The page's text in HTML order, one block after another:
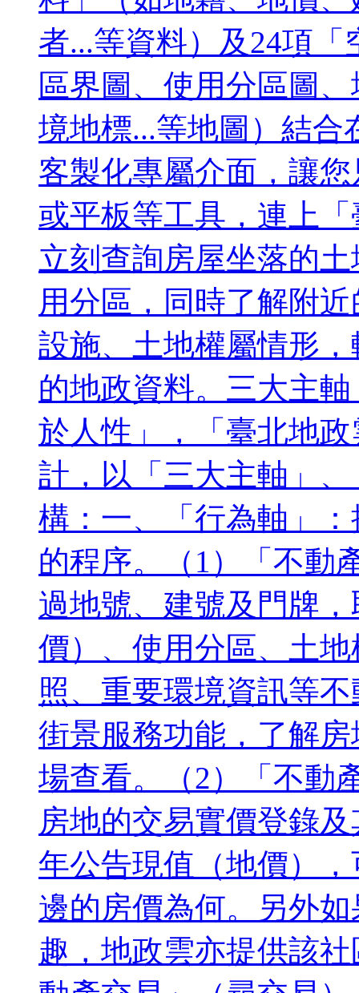
者...等資料）及24項
區界圖、使用分區圖
境地標...等地圖）結合
客製化專屬介面，讓
或平板等工具，連上
立刻查詢房屋坐落的
用分區，同時了解附
設施、土地權屬情形
的地政資料。三大主
於人性」，「臺北地
計，以「三大主軸」
構：一、「行為軸」
的程序。（1）「不動
過地號、建號及門牌
價）、使用分區、土
照、重要環境資訊等
街景服務功能，了解
場查看。（2）「不動
房地的交易實價登錄
年公告現值（地價）
邊的房價為何。另外
趣，地政雲亦提供該